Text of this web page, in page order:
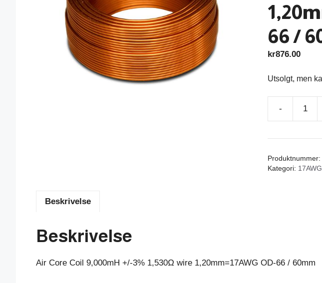
66 /
kr876.00
Utsolgt, men
-
Coil
+/-3%
antall
Kategori: 17AWG
Beskrivelse
Beskrivelse
Air Core Coil 9,000mH +/-3% 1,530Ω wire 1,20mm=17AWG OD-66 / 60mm